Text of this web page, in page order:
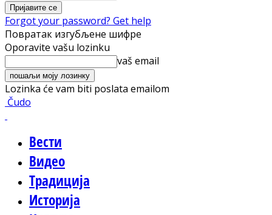
Forgot your password? Get help
Повратак изгубљене шифре
Oporavite vašu lozinku
vaš email
Lozinka će vam biti poslata emailom
Čudo
Вести
Видео
Традиција
Историја